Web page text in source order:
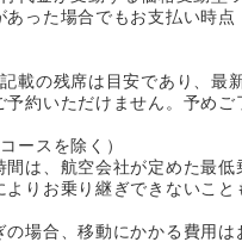
った場合でもお支払い時
載の残席は目安であり、
約いただけません。予めご
ースを除く）
は、航空会社が定めた最低
りお乗り継ぎできないこ
場合、移動にかかる費用は